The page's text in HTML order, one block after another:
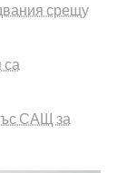
срещу
САЩ за